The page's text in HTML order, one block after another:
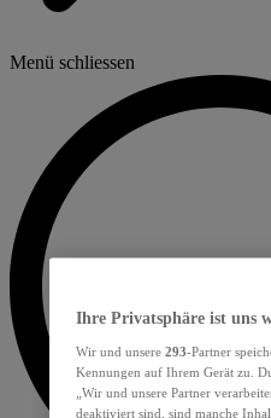
Menü schliessen
Ihre Privatsphäre ist uns
Wir und unsere 293-Partner
Kennungen auf Ihrem Gerät zu.
„Wir und unsere Partner
deaktiviert sind, sind manche